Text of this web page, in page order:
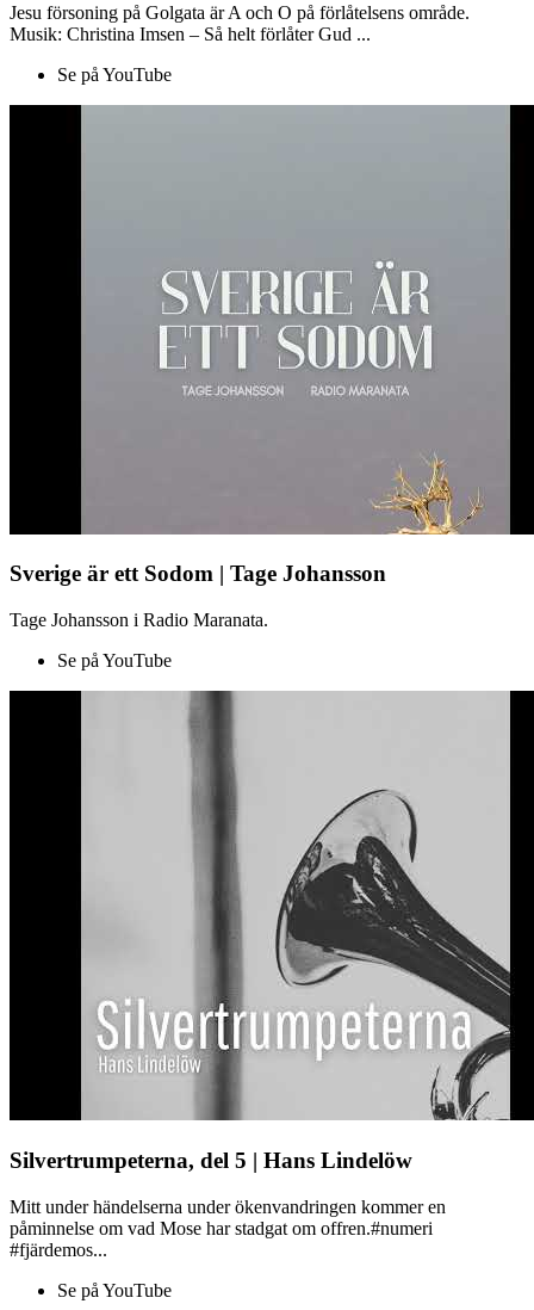
Jesu försoning på Golgata är A och O på förlåtelsens område.
Musik: Christina Imsen – Så helt förlåter Gud ...
Se på YouTube
Sverige är ett Sodom | Tage Johansson
Tage Johansson i Radio Maranata.
Se på YouTube
Silvertrumpeterna, del 5 | Hans Lindelöw
Mitt under händelserna under ökenvandringen kommer en
påminnelse om vad Mose har stadgat om offren.#numeri
#fjärdemos...
Se på YouTube